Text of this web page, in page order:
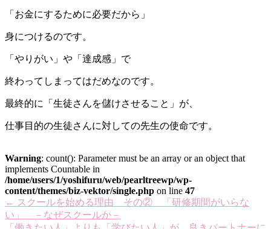
「お金にするために必要だから」
身につけるのです。
「やりがい」や「達成感」で
終わってしまってはだめなのです。
最終的に「生徒さんを儲けさせること」が、
仕事目的の生徒さんに対しての先生の使命です。
Warning: count(): Parameter must be an array or an object that
implements Countable in
/home/users/1/yoshifuru/web/pearltreewp/wp-
content/themes/biz-vektor/single.php on line 47
← スクールを始める理由 その② 「研修期間がいらな
い」 －なぜスクールか－